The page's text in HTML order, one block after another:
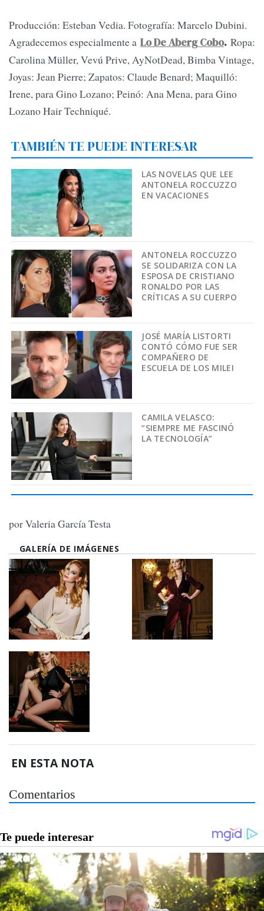
Producción: Esteban Vedia. Fotografía: Marcelo Dubini.
Agradecemos especialmente a Lo De Aberg Cobo. Ropa:
Carolina Müller, Vevú Prive, AyNotDead, Bimba Vintage,
Joyas: Jean Pierre; Zapatos: Claude Benard; Maquilló:
Irene, para Gino Lozano; Peinó: Ana Mena, para Gino
Lozano Hair Techniqué.
TAMBIÉN TE PUEDE INTERESAR
LAS NOVELAS QUE LEE
ANTONELA ROCCUZZO
EN VACACIONES
ANTONELA ROCCUZZO
SE SOLIDARIZA CON LA
ESPOSA DE CRISTIANO
RONALDO POR LAS
CRÍTICAS A SU CUERPO
JOSÉ MARÍA LISTORTI
CONTÓ CÓMO FUE SER
COMPAÑERO DE
ESCUELA DE LOS MILEI
CAMILA VELASCO:
“SIEMPRE ME FASCINÓ
LA TECNOLOGÍA”
por Valeria García Testa
GALERÍA DE IMÁGENES
EN ESTA NOTA
Comentarios